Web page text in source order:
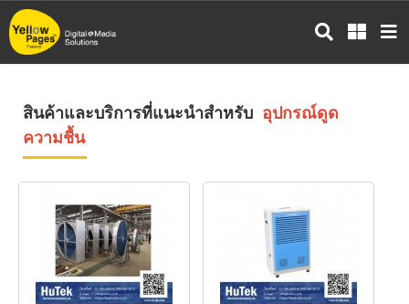
ข้าม
ไป
สินค้าและบริการที่แนะนำสำหรับ อุปกรณ์ดูด
ความชื้น